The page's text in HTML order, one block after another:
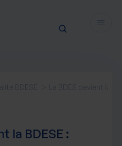
la BDESE :